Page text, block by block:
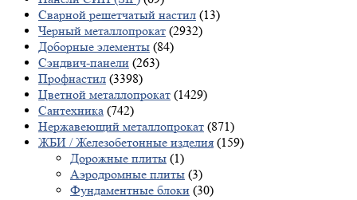
Сварной решетчатый настил (13)
Черный металлопрокат (2932)
Доборные элементы (84)
Сэндвич-панели (263)
Профнастил (3398)
Цветной металлопрокат (1429)
Сантехника (742)
Нержавеющий металлопрокат (871)
ЖБИ / Железобетонные изделия (159)
Дорожные плиты (1)
Аэродромные плиты (3)
Фундаментные блоки (30)